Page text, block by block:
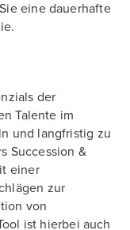
eine dauerhafte
der
Talente im
und langfristig zu
Succession &
einer
zur
von
ist hierbei auch